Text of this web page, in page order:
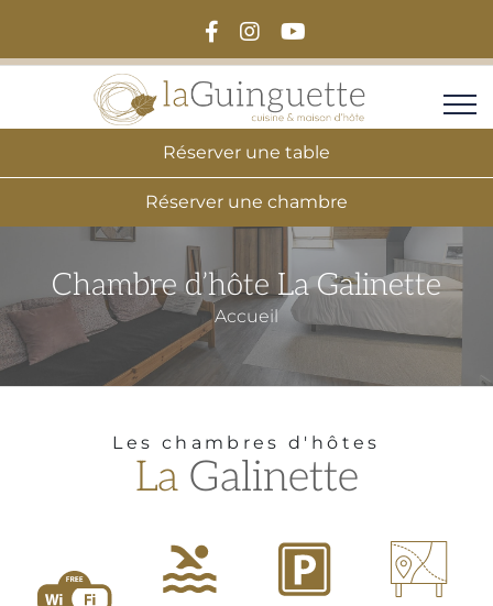
Réserver une table
Réserver une chambre
Chambre d’hôte La Galinette
Accueil
Les chambres d'hôtes
La Galinette